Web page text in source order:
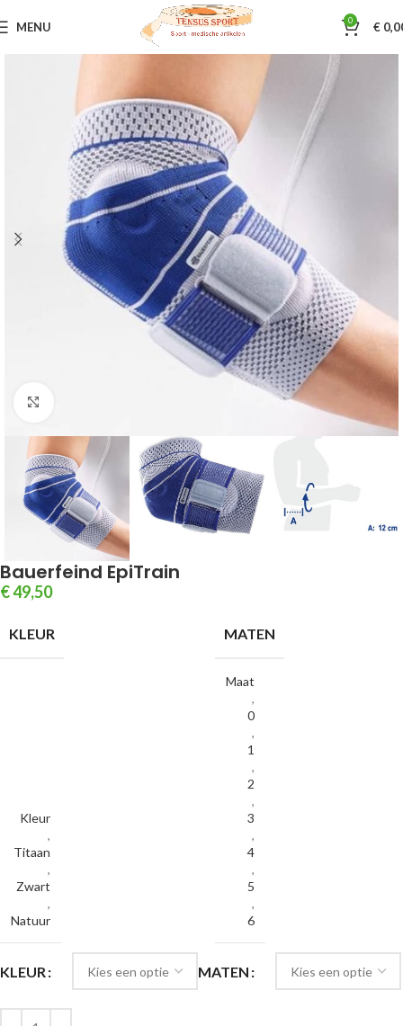
MENU 0 €
Home Braces Hand / pols / arm
Bauerfeind EpiTrain
€49,50
KLEUR
Kleur
,
Titaan
,
Zwart
,
Natuur
MATEN
Maat
,
0
,
1
,
2
,
3
,
4
,
5
,
6
KLEUR MATEN